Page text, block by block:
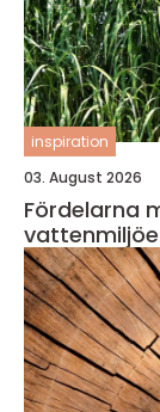
inspiration
03. August 2026
Fördelarna